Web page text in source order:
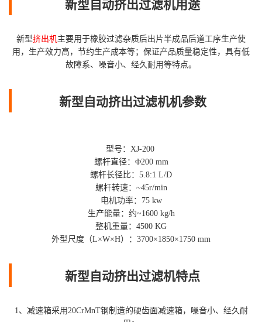
新型自动挤出过滤机用途
新型挤出机主要用于橡胶过滤杂质后出片半成品后道工序生产使
用，生产效力高，节约生产成本等；保证产品质量稳定性，具有低
故障系、噪音小、经久耐用等特点。
新型自动挤出过滤机机参数
型号：XJ-200
螺杆直径：Φ200 mm
螺杆长径比：5.8:1 L/D
螺杆转速：~45r/min
电机功率：75 kw
生产能量：约~1600 kg/h
整机重量：4500 KG
外型尺度（L×W×H）：3700×1850×1750 mm
新型自动挤出过滤机特点
1、减速箱采用20CrMnT钢制造的硬齿面减速箱，噪音小、经久耐